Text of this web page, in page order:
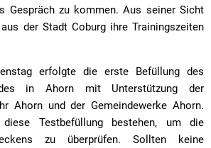
Gespräch zu kommen. Aus seiner Sicht
der Stadt Coburg ihre Trainingszeiten
erfolgte die erste Befüllung des
in Ahorn mit Unterstützung der
Ahorn und der Gemeindewerke Ahorn.
Testbefüllung bestehen, um die
zu überprüfen. Sollten keine